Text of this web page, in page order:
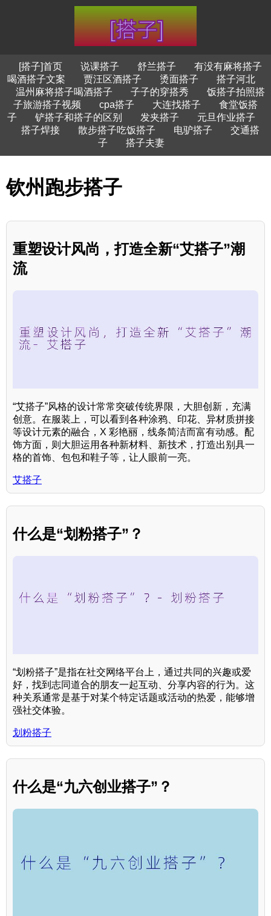
[搭子]首页 说课搭子 舒兰搭子
有没有麻将搭子
喝酒搭子文案
贾汪区酒搭子 烫面搭子
搭子河北
温州麻将搭子喝酒搭子
子子的穿搭秀
饭搭子拍照搭
子旅游搭子视频
cpa搭子 大连找搭子
食堂饭搭
子
铲搭子和搭子的区别 发夹搭子
元旦作业搭子
搭子焊接
散步搭子吃饭搭子 电驴搭子
交通搭
子
搭子夫妻
钦州跑步搭子
重塑设计风尚，打造全新“艾搭子”潮
流
“艾搭子”风格的设计常常突破传统界限，大胆创新，充满
创意。在服装上，可以看到各种涂鸦、印花、异材质拼接
等设计元素的融合，X 彩艳丽，线条简洁而富有动感。配
饰方面，则大胆运用各种新材料、新技术，打造出别具一
格的首饰、包包和鞋子等，让人眼前一亮。
艾搭子
什么是“划粉搭子”？
“划粉搭子”是指在社交网络平台上，通过共同的兴趣或爱
好，找到志同道合的朋友一起互动、分享内容的行为。这
种关系通常是基于对某个特定话题或活动的热爱，能够增
强社交体验。
划粉搭子
什么是“九六创业搭子”？